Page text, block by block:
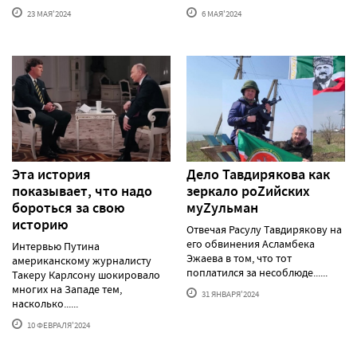
23 МАЯ'2024 6 МАЯ'2024
Эта история
показывает, что надо
бороться за свою
историю
Интервью Путина
американскому журналисту
Такеру Карлсону шокировало
многих на Западе тем,
насколько......
10 ФЕВРАЛЯ'2024
Дело Тавдирякова как
зеркало роZийских
муZульман
Отвечая Расулу Тавдирякову на
его обвинения Асламбека
Эжаева в том, что тот
поплатился за несоблюде......
31 ЯНВАРЯ'2024